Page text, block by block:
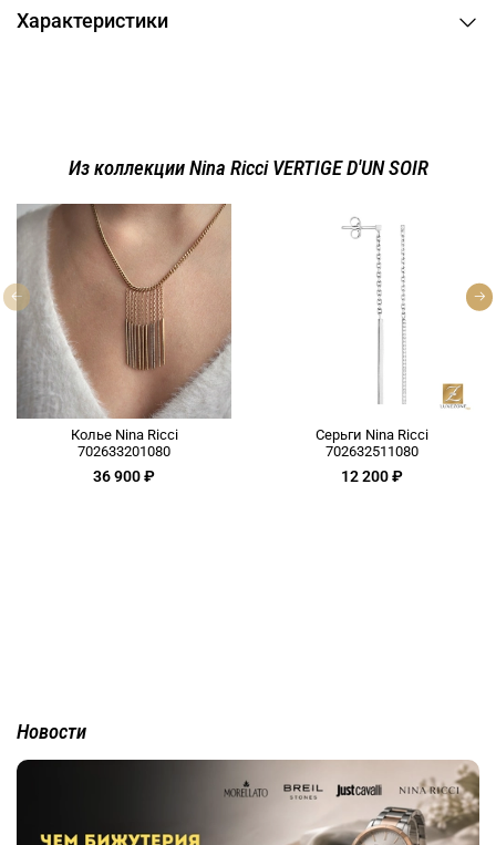
Характеристики
Из коллекции Nina Ricci VERTIGE D'UN SOIR
Колье Nina Ricci
702633201080
36 900 ₽
Серьги Nina Ricci
702632511080
12 200 ₽
Новости